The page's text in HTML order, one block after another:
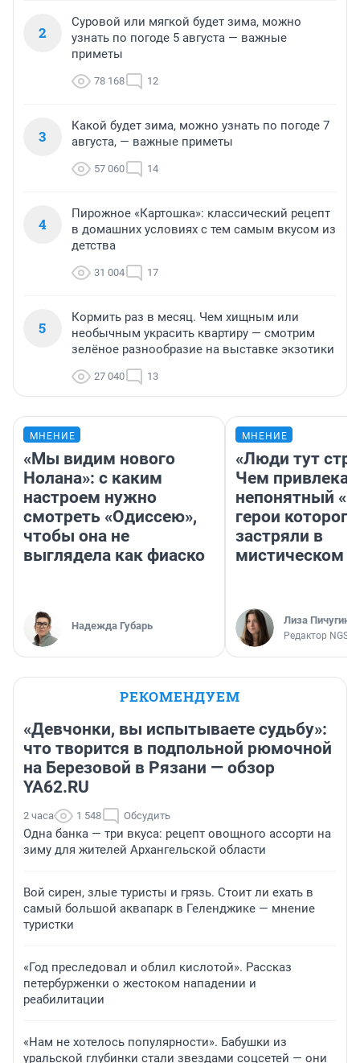
2
Суровой или мягкой будет зима, можно
узнать по погоде 5 августа — важные
приметы
78 168 12
3
Какой будет зима, можно узнать по погоде 7
августа, — важные приметы
57 060 14
4
Пирожное «Картошка»: классический рецепт
в домашних условиях с тем самым вкусом из
детства
31 004 17
5
Кормить раз в месяц. Чем хищным или
необычным украсить квартиру — смотрим
зелёное разнообразие на выставке экзотики
27 040 13
МНЕНИЕ
«Мы видим нового
Нолана»: с каким
настроем нужно
смотреть «Одиссею»,
чтобы она не
выглядела как фиаско
Надежда Губарь
МНЕНИЕ
«Люди тут
Чем
непонятный
герои которого
застряли в
мистическом
Лиза Пичугина
Редактор
РЕКОМЕНДУЕМ
«Девчонки, вы испытываете судьбу»:
что творится в подпольной рюмочной
на Березовой в Рязани — обзор
YA62.RU
2 часа 1 548 Обсудить
Одна банка — три вкуса: рецепт овощного ассорти на
зиму для жителей Архангельской области
Вой сирен, злые туристы и грязь. Стоит ли ехать в
самый большой аквапарк в Геленджике — мнение
туристки
«Год преследовал и облил кислотой». Рассказ
петербурженки о жестоком нападении и
реабилитации
«Нам не хотелось популярности». Бабушки из
уральской глубинки стали звездами соцсетей — они